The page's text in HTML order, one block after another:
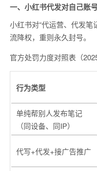
一、小红书代发对自己账
小红书对“代运营、代发笔
流降权，重则永久封号。
官方处罚力度对照表（
行为类型
单纯帮别人发布笔记
（同设备、同IP）
代写+代发+接广告推广